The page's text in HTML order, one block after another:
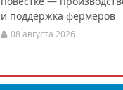
и поддержка фермеров
08 августа 2026